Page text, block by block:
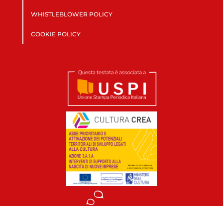
WHISTLEBLOWER POLICY
COOKIE POLICY